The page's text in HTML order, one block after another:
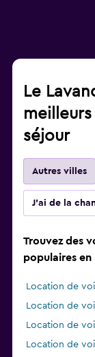
Le
séjour
Autres villes
J'ai de la
Trouvez des
populaires en
Location de
Location de
Location de
Location de